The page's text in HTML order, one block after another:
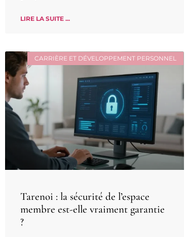
LIRE LA SUITE ...
CARRIÈRE ET DÉVELOPPEMENT PERSONNEL
Tarenoi : la sécurité de l’espace
membre est-elle vraiment garantie
?